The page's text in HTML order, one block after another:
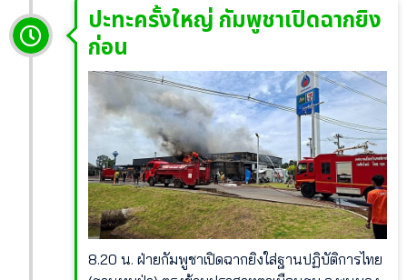
ปะทะครั้งใหญ่ กัมพูชาเปิดฉากยิง
ก่อน
8.20 น. ฝ่ายกัมพูชาเปิดฉากยิงใส่ฐานปฏิบัติการไทย